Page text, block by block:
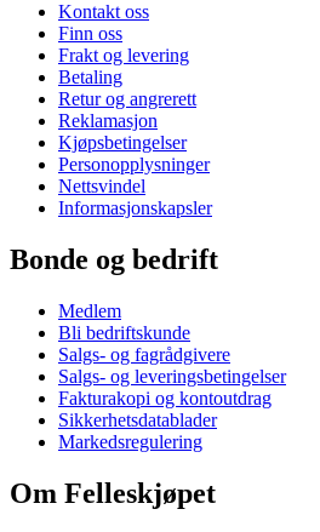
Kontakt oss
Finn oss
Frakt og levering
Betaling
Retur og angrerett
Reklamasjon
Kjøpsbetingelser
Personopplysninger
Nettsvindel
Informasjonskapsler
Bonde og bedrift
Medlem
Bli bedriftskunde
Salgs- og fagrådgivere
Salgs- og leveringsbetingelser
Fakturakopi og kontoutdrag
Sikkerhetsdatablader
Markedsregulering
Om Felleskjøpet